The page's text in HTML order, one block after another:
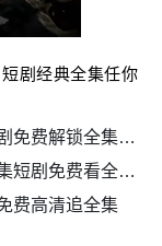
剧经典全集任你
《我家兔崽子怎么是上古凶兽》38集短剧免费解锁全集剧情
《势利全家看傻眼，她满级武力值》79集短剧免费看全集高清版
费高清追全集